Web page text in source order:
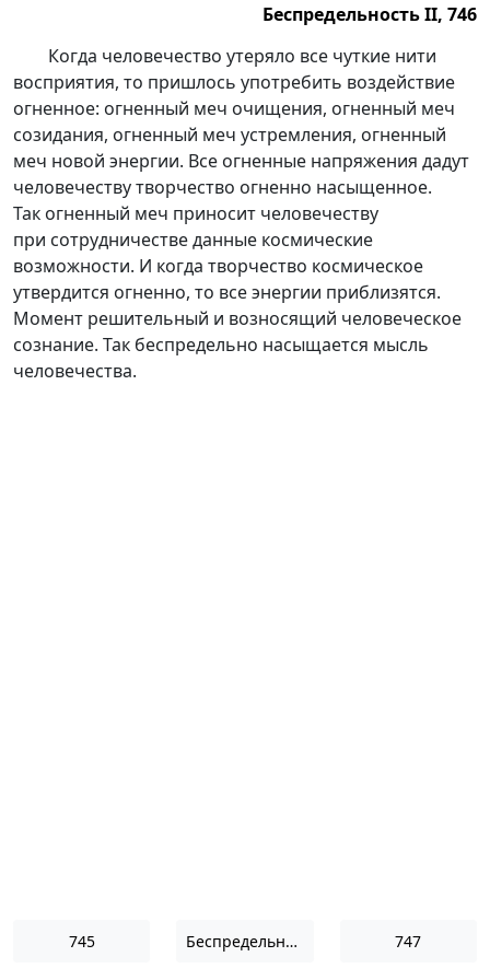
Беспредельность II, 746
Беспредельность II, 746.
Когда человечество утеряло все чуткие нити
восприятия, то пришлось употребить воздействие
огненное: огненный меч очищения, огненный меч
созидания, огненный меч устремления, огненный
меч новой энергии. Все огненные напряжения дадут
человечеству творчество огненно насыщенное.
Так огненный меч приносит человечеству
при сотрудничестве данные космические
возможности. И когда творчество космическое
утвердится огненно, то все энергии приблизятся.
Момент решительный и возносящий человеческое
сознание. Так беспредельно насыщается мысль
человечества.
745 Беспредельность II 747